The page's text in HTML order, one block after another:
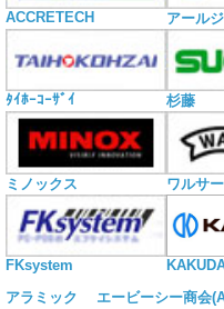
ACCRETECH アール
ﾀｲﾎｰｺｰｻﾞｲ 杉藤
ミノックス ワルサー
FKsystem
アラミック
エービーシー商会